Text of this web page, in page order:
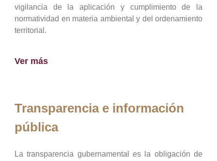
vigilancia de la aplicación y cumplimiento de la
normatividad en materia ambiental y del ordenamiento
territorial.
Ver más
Transparencia e información
pública
La transparencia gubernamental es la obligación de